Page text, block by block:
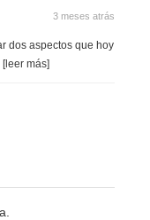
3 meses atrás
dos aspectos que hoy
[leer más]